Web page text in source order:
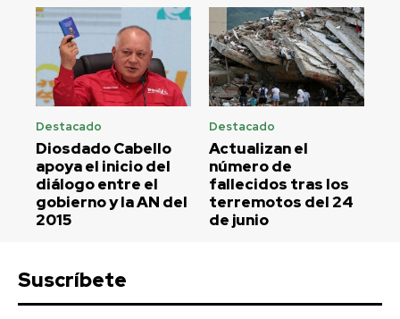
Destacado
Diosdado Cabello
apoya el inicio del
diálogo entre el
gobierno y la AN del
2015
Destacado
Actualizan el
número de
fallecidos tras los
terremotos del 24
de junio
Suscríbete